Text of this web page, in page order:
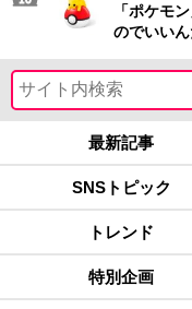
「ポケモ
のでいいん
最新記事
SNSトピック
トレンド
特別企画